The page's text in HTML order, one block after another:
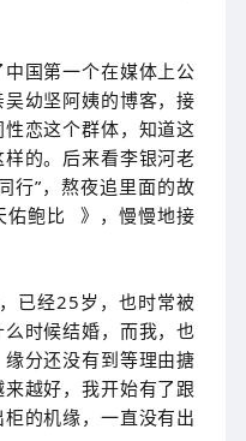
国第一个在媒体上公
幼坚阿姨的博客，接
恋这个群体，知道这
的。后来看李银河老
行”，熬夜追里面的故
佑鲍比
》，慢慢地接
已经25岁，也时常被
时候结婚，而我，也
分还没有到等理由搪
越好，我开始有了跟
的机缘，一直没有出